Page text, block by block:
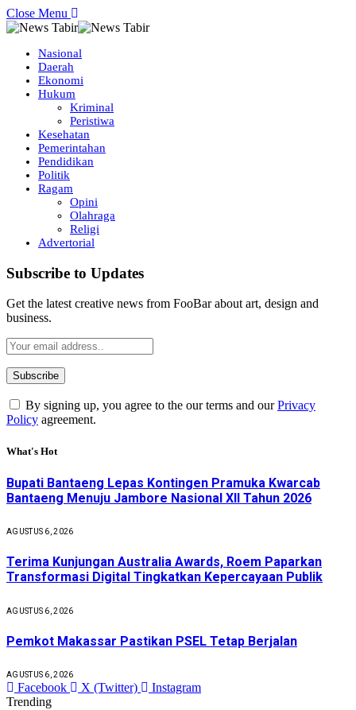
Close Menu
Nasional
Daerah
Ekonomi
Hukum
Kriminal
Peristiwa
Kesehatan
Pemerintahan
Pendidikan
Politik
Ragam
Opini
Olahraga
Religi
Advertorial
Subscribe to Updates
Get the latest creative news from FooBar about art, design and
business.
By signing up, you agree to the our terms and ourPrivacy
Policy agreement.
What's Hot
Bupati Bantaeng Lepas Kontingen Pramuka Kwarcab
Bantaeng Menuju Jambore Nasional XII Tahun 2026
AGUSTUS 6, 2026
Terima Kunjungan Australia Awards, Roem Paparkan
Transformasi Digital Tingkatkan Kepercayaan Publik
AGUSTUS 6, 2026
Pemkot Makassar Pastikan PSEL Tetap Berjalan
AGUSTUS 6, 2026
Facebook X (Twitter)
Instagram
Trending